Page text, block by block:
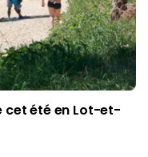
cet été en Lot-et-